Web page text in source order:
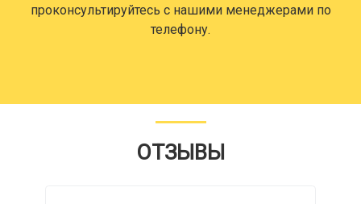
проконсультируйтесь с нашими менеджерами по
телефону.
ОТЗЫВЫ